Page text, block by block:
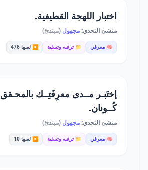
اختبار اللهجة القطيفية.
منشئ التحدي:مجهول (مبتدئ)
🧠 معرفي 📁 ترفيه وتسلية ▶️ لعبها 476
إختَبـر مــدى معرِفَتِــك بالمحـقق
كُــونان.
منشئ التحدي:مجهول (مبتدئ)
🧠 معرفي 📁 ترفيه وتسلية ▶️ لعبها 10